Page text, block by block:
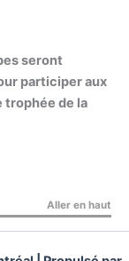
seront
participer aux
trophée de la
Aller en haut